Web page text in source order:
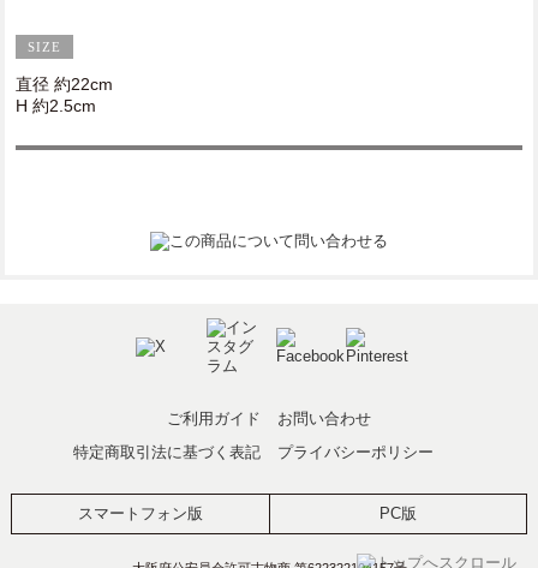
直径 約22cm
H 約2.5cm
ご利用ガイド
お問い合わせ
特定商取引法に基づく表記
プライバシーポリシー
スマートフォン版 PC版